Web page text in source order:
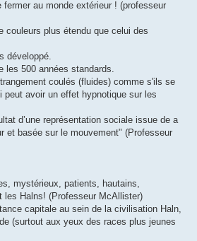
au monde extérieur ! (professeur
couleurs plus étendu que celui des
développé.
les 500 années standards.
coulés (fluides) comme s'ils se
peut avoir un effet hypnotique sur les
d’une représentation sociale issue de a
et basée sur le mouvement" (Professeur
mystérieux, patients, hautains,
les Halns! (Professeur McAllister)
capitale au sein de la civilisation Haln,
(surtout aux yeux des races plus jeunes